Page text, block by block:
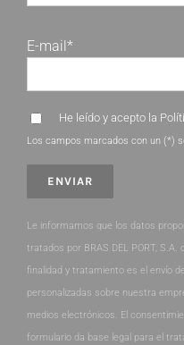
E-mail*
He leído y acepto la
Los campos marcados con un (*)
Le informamos que los datos
tratados por BRAS DEL PORT,
finalidad y tratamiento es el envío
personalizadas sobre nuestra
medios electrónicos. El
formulario da base legal para el